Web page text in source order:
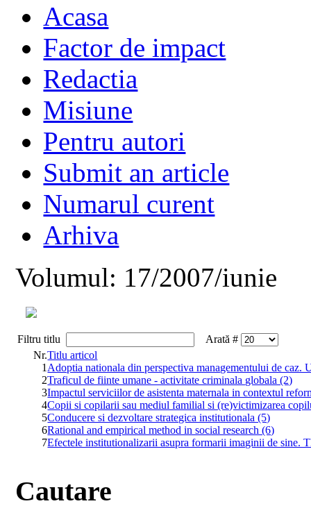
Acasa
Factor de impact
Redactia
Misiune
Pentru autori
Submit an article
Numarul curent
Arhiva
Volumul: 17/2007/iunie
Filtru titlu
Arată #
Nr.Titlu articol
1 Adoptia nationala din perspectiva managementului de caz.
2Traficul de fiinte umane - activitate criminala globala (2)
3Impactul serviciilor de asistenta maternala in contextul
4Copii si copilarii sau mediul familial si (re)victimizarea
5Conducere si dezvoltare strategica institutionala (5)
6Rational and empirical method in social research (6)
7Efectele institutionalizarii asupra formarii imaginii de sine.
Cautare